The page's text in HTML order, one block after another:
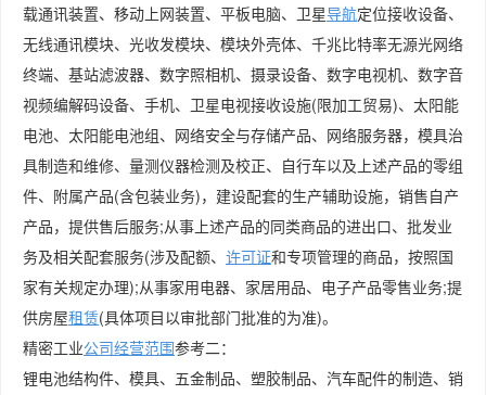
载通讯装置、移动上网装置、平板电脑、卫星导航定位接收设备、
无线通讯模块、光收发模块、模块外壳体、千兆比特率无源光网络
终端、基站滤波器、数字照相机、摄录设备、数字电视机、数字音
视频编解码设备、手机、卫星电视接收设施(限加工贸易)、太阳能
电池、太阳能电池组、网络安全与存储产品、网络服务器，模具治
具制造和维修、量测仪器检测及校正、自行车以及上述产品的零组
件、附属产品(含包装业务)，建设配套的生产辅助设施，销售自产
产品，提供售后服务;从事上述产品的同类商品的进出口、批发业
务及相关配套服务(涉及配额、 许可证和专项管理的商品，按照国
家有关规定办理);从事家用电器、家居用品、电子产品零售业务;提
供房屋租赁(具体项目以审批部门批准的为准)。
精密工业公司经营范围参考二：
锂电池结构件、模具、五金制品、塑胶制品、汽车配件的制造、销